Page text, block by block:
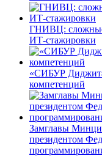
ГНИВЦ:
ИТ‑стажировки
«СИБУР
компетенций
Замглавы
президентом